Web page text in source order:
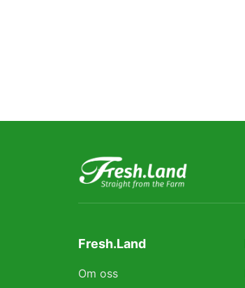
Fresh.Land
Om oss